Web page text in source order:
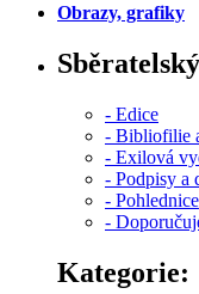
Obrazy, grafiky
- Edice
- Bibliofilie
- Exilová
- Podpisy a
- Pohlednice
-
Kategorie: